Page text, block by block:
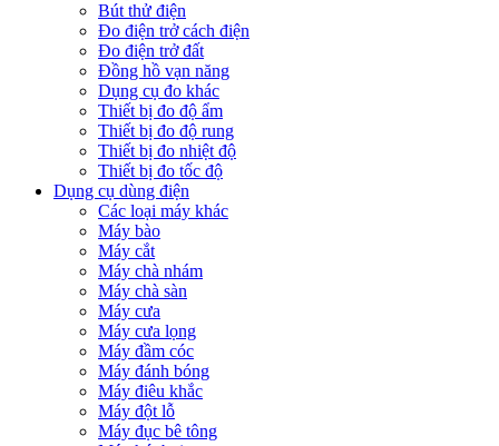
Bút thử điện
Đo điện trở cách điện
Đo điện trở đất
Đồng hồ vạn năng
Dụng cụ đo khác
Thiết bị đo độ ẩm
Thiết bị đo độ rung
Thiết bị đo nhiệt độ
Thiết bị đo tốc độ
Dụng cụ dùng điện
Các loại máy khác
Máy bào
Máy cắt
Máy chà nhám
Máy chà sàn
Máy cưa
Máy cưa lọng
Máy đầm cóc
Máy đánh bóng
Máy điêu khắc
Máy đột lỗ
Máy đục bê tông